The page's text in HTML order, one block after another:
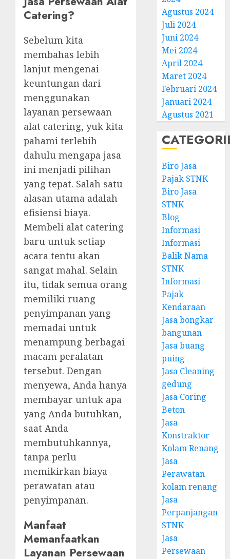
Catering?
Sebelum kita
membahas lebih
lanjut mengenai
keuntungan dari
menggunakan
layanan persewaan
alat catering, yuk kita
pahami terlebih
dahulu mengapa jasa
ini menjadi pilihan
yang tepat. Salah satu
alasan utama adalah
efisiensi biaya.
Membeli alat catering
baru untuk setiap
acara tentu akan
sangat mahal. Selain
itu, tidak semua orang
memiliki ruang
penyimpanan yang
memadai untuk
menampung berbagai
macam peralatan
tersebut. Dengan
menyewa, Anda hanya
membayar untuk apa
yang Anda butuhkan,
saat Anda
membutuhkannya,
tanpa perlu
memikirkan biaya
perawatan atau
penyimpanan.
Manfaat
Memanfaatkan
Layanan Persewaan
Agustus 2024
Juli 2024
Juni 2024
Mei 2024
April 2024
Maret 2024
Februari 2024
Januari 2024
Agustus 2021
Biro Jasa
Pajak STNK
Biro Jasa
STNK
Blog
Informasi
Informasi
Balik Nama
STNK
Informasi
Pajak
Kendaraan
Jasa bongkar
bangunan
Jasa buang
puing
Jasa Cleaning
gedung
Jasa Coring
Beton
Jasa
Konstraktor
Kolam Renang
Jasa
Perawatan
kolam renang
Jasa
Perpanjangan
STNK
Jasa
Persewaan